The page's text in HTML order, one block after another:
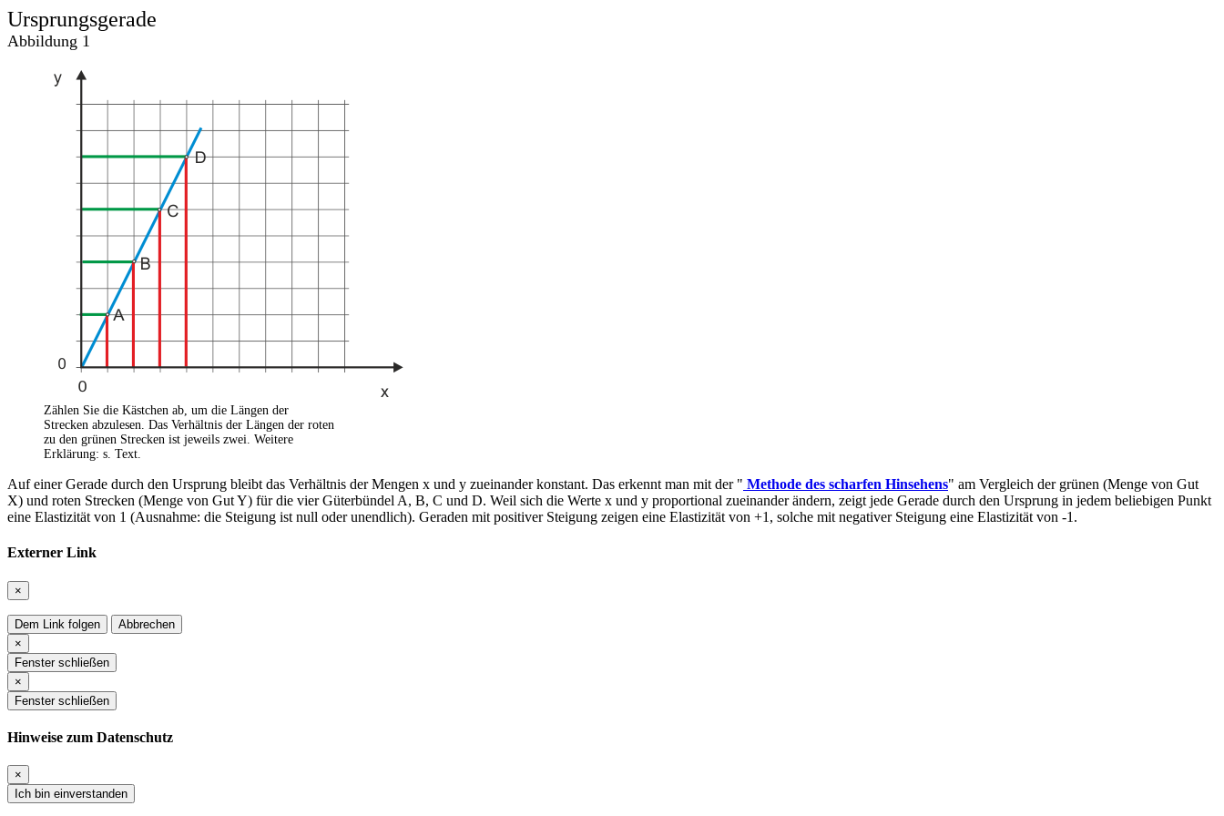
Ursprungsgerade
Abbildung 1
Zählen Sie die Kästchen ab, um die Längen der
Strecken abzulesen. Das Verhältnis der Längen der roten
zu den grünen Strecken ist jeweils zwei. Weitere
Erklärung: s. Text.
Auf einer Gerade durch den Ursprung bleibt das Verhältnis der Mengen x und y zueinander konstant. Das erkennt man mit der " Methode des scharfen Hinsehens" am Vergleich der grünen (Menge von Gut
X) und roten Strecken (Menge von Gut Y) für die vier Güterbündel A, B, C und D. Weil sich die Werte x und y proportional zueinander ändern, zeigt jede Gerade durch den Ursprung in jedem beliebigen Punkt
eine Elastizität von 1 (Ausnahme: die Steigung ist null oder unendlich). Geraden mit positiver Steigung zeigen eine Elastizität von +1, solche mit negativer Steigung eine Elastizität von -1.
Externer Link
×
Dem Link folgen
Abbrechen
×
Fenster schließen
×
Fenster schließen
Hinweise zum Datenschutz
×
Ich bin einverstanden